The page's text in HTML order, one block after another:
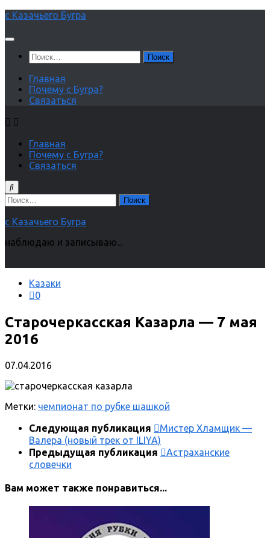
Перейти
содержимому
с Казачьего Бугра
Найти:
Главная
Почему с Бугра?
Связаться
Главная
Почему с Бугра?
Связаться
Найти:
с Казачьего Бугра
наблюдаю и записываю...
Казаки
0
Старочеркасская Казарла — 7 мая
2016
07.04.2016
Метки: чемпионат по рубке шашкой
Следующая публикация
Мистер Хламщик —
Валера (новый трек от ILIYA)
Предыдущая публикация
Астраханские
словечки
Вам может также понравиться...